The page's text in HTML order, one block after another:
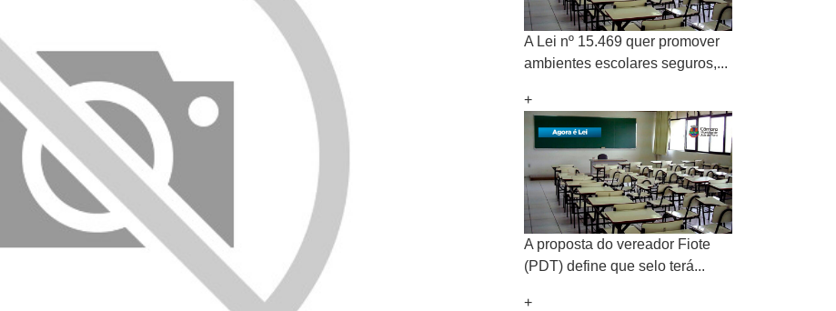
A Lei nº 15.469 quer promover
ambientes escolares seguros,...
+
A proposta do vereador Fiote
(PDT) define que selo terá...
+